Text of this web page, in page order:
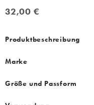
32,00 €
32,00 €
Produktbeschreibung
Marke
Größe und Passform